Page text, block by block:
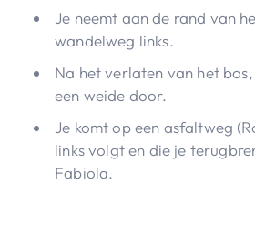
Je neemt aan de rand van
wandelweg links.
Na het verlaten van het
een weide door.
Je komt op een asfaltweg
links volgt en die je
Fabiola.